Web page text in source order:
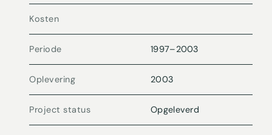
Kosten
Periode 1997–2003
Oplevering 2003
Project status Opgeleverd